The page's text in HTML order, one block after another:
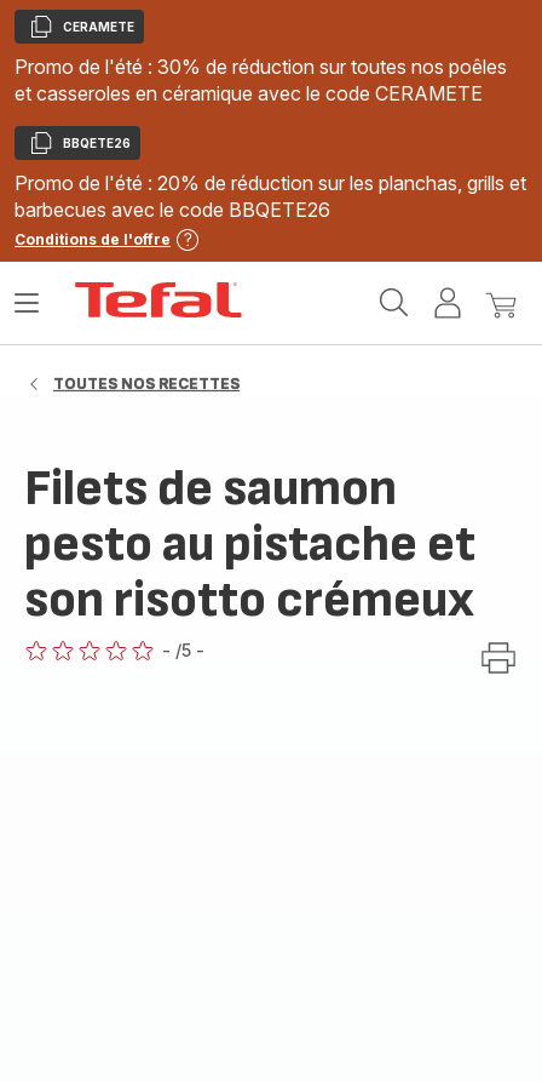
Copier
CERAMETE
Promo de l'été : 30% de réduction sur toutes nos poêles
et casseroles en céramique avec le code CERAMETE
Copier
BBQETE26
Promo de l'été : 20% de réduction sur les planchas, grills et
barbecues avec le code BBQETE26
Conditions de l'offre
MonMon
Ouvrir
TOUTES NOS RECETTES
Filets de saumon
pesto au pistache et
son risotto crémeux
- /5 -